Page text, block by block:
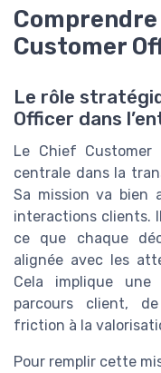
Customer
Le rôle
Officer dans
Le Chief Customer
centrale dans la
Sa mission va bien
interactions clients.
ce que chaque
alignée avec les
Cela implique une
parcours client,
friction à la
Pour remplir cette